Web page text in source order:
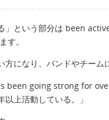
」という部分は been
す。
方になり、バンドやチーム
going strong for
以上活動している。」